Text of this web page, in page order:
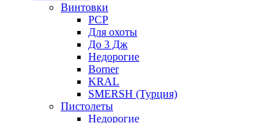
Винтовки
PCP
Для охоты
До 3 Дж
Недорогие
Borner
KRAL
SMERSH (Турция)
Пистолеты
Недорогие